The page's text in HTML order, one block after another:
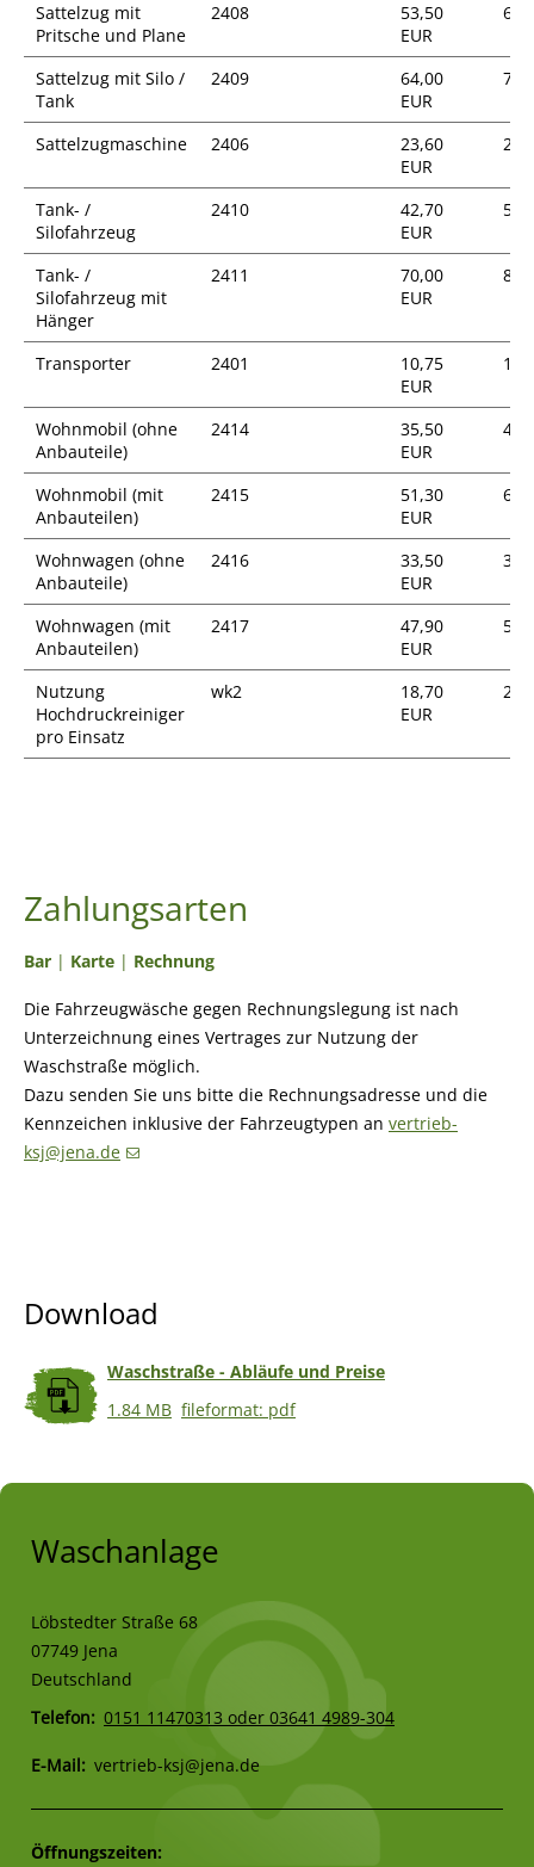
Sattelzug mit
Pritsche und Plane
2408
53,50
EUR
Sattelzug mit Silo /
Tank
2409
64,00
EUR
Sattelzugmaschine 2406
23,60
EUR
Tank- /
Silofahrzeug
2410
42,70
EUR
Tank- /
Silofahrzeug mit
Hänger
2411
70,00
EUR
Transporter 2401
10,75
EUR
Wohnmobil (ohne
Anbauteile)
2414
35,50
EUR
Wohnmobil (mit
Anbauteilen)
2415
51,30
EUR
Wohnwagen (ohne
Anbauteile)
2416
33,50
EUR
Wohnwagen (mit
Anbauteilen)
2417
47,90
EUR
Nutzung
Hochdruckreiniger
pro Einsatz
wk2
18,70
EUR
Zahlungsarten
Bar | Karte | Rechnung
Die Fahrzeugwäsche gegen Rechnungslegung ist nach
Unterzeichnung eines Vertrages zur Nutzung der
Waschstraße möglich.
Dazu senden Sie uns bitte die Rechnungsadresse und die
Kennzeichen inklusive der Fahrzeugtypen an vertrieb-
ksj@jena.de
Download
Waschstraße - Abläufe und Preise
1.84 MB fileformat: pdf
Waschanlage
Löbstedter Straße 68
07749 Jena
Deutschland
Telefon
0151 11470313 oder 03641 4989-304
E-Mail vertrieb-ksj@jena.de
Öffnungszeiten: